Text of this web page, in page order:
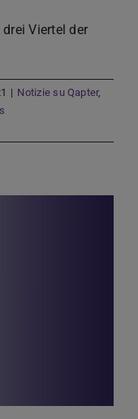
Viertel der
| Notizie su Qapter,